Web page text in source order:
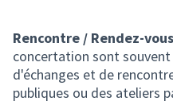
Rencontre / Rendez-
concertation sont
d'échanges et de
publiques ou des ateliers